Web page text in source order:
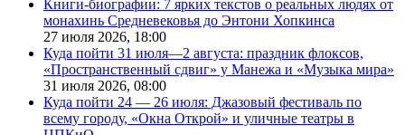
Книги-биографии: 7 ярких текстов о реальных людях от
монахинь Средневековья до Энтони Хопкинса
27 июля 2026, 18:00
Куда пойти 31 июля—2 августа: праздник флоксов,
«Пространственный сдвиг» у Манежа и «Музыка мира»
31 июля 2026, 08:00
Куда пойти 24 — 26 июля: Джазовый фестиваль по
всему городу, «Окна Открой» и уличные театры в